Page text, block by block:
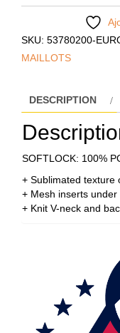
SKU: 53780200-
MAILLOTS
DESCRIPTION
SOFTLOCK: 100%
+ Sublimated texture
+ Mesh inserts under
+ Knit V-neck and